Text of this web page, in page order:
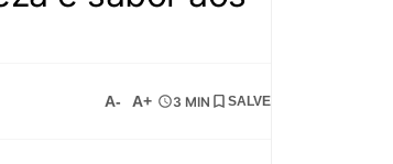
A- A+ 3 MIN SALVE